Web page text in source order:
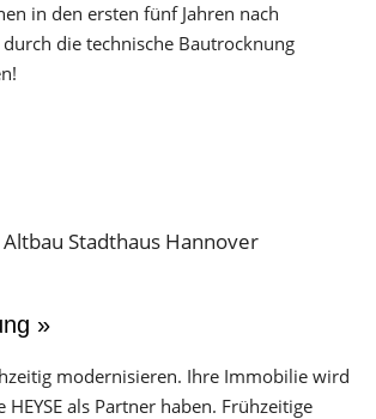
in den ersten fünf Jahren nach
die technische Bautrocknung
»
modernisieren. Ihre Immobilie wird
HEYSE als Partner haben. Frühzeitige